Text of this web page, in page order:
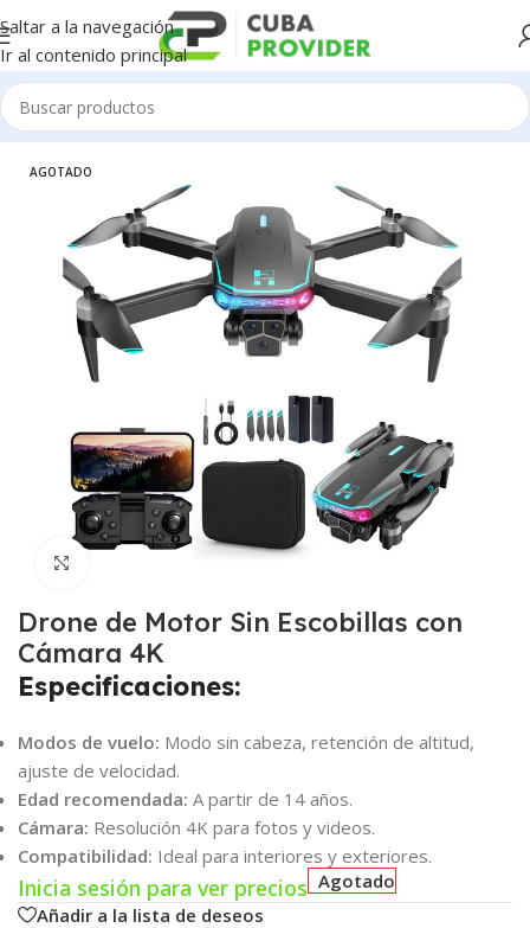
Saltar a la navegación
Ir al contenido principal
Inicio/Electrónica/Drones
AGOTADO
Drone de Motor Sin Escobillas con
Cámara 4K
Especificaciones:
Modos de vuelo: Modo sin cabeza, retención de altitud,
ajuste de velocidad.
Edad recomendada: A partir de 14 años.
Cámara: Resolución 4K para fotos y videos.
Compatibilidad: Ideal para interiores y exteriores.
Inicia sesión para ver precios Agotado
Añadir a la lista de deseos